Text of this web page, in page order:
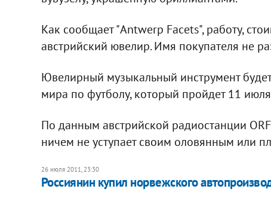
Как сообщает "Antwerp Facets", работу,
австрийский ювелир. Имя покупателя не
Ювелирный музыкальный инструмент
мира по футболу, который пройдет 11
По данным австрийской радиостанции
ничем не уступает своим оловянным или
26 июля 2011, 23:30
Россиянин купил норвежского